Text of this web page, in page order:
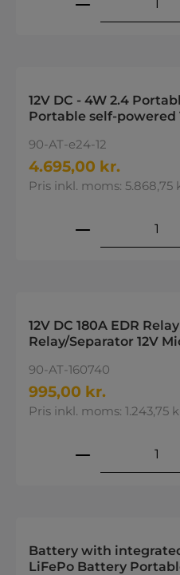
12V DC - 4W 2.4
Portable self-powered
90-AT-e24-12
4.695,00 kr.
Pris inkl. moms: 5.868,75
12V DC 180A EDR
Relay/Separator 12V
90-AT-160740
995,00 kr.
Pris inkl. moms: 1.243,75
Battery with
LiFePo Battery